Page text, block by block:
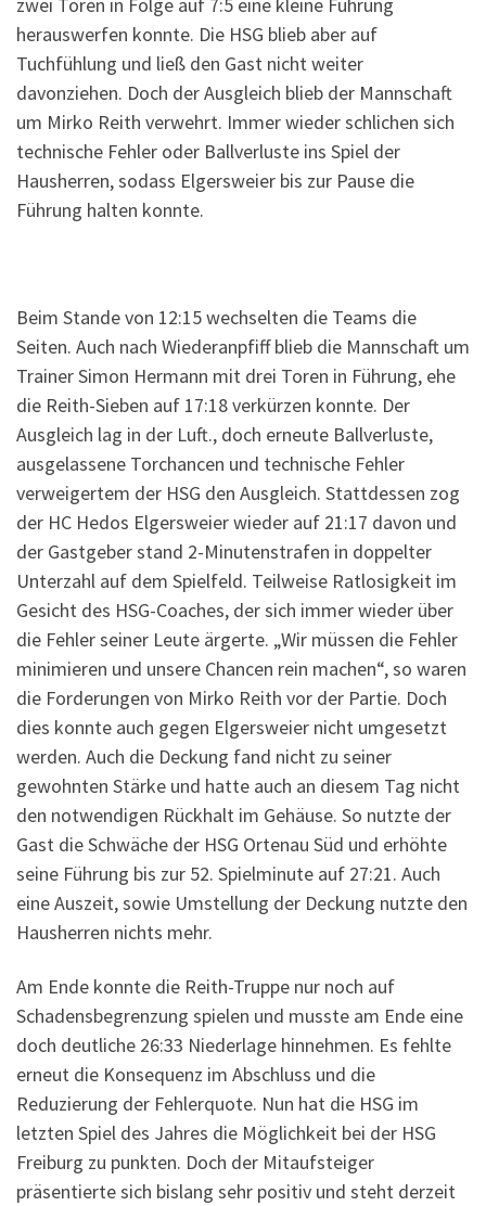
zwei Toren in Folge auf 7:5 eine kleine Führung
herauswerfen konnte. Die HSG blieb aber auf
Tuchfühlung und ließ den Gast nicht weiter
davonziehen. Doch der Ausgleich blieb der Mannschaft
um Mirko Reith verwehrt. Immer wieder schlichen sich
technische Fehler oder Ballverluste ins Spiel der
Hausherren, sodass Elgersweier bis zur Pause die
Führung halten konnte.
Beim Stande von 12:15 wechselten die Teams die
Seiten. Auch nach Wiederanpfiff blieb die Mannschaft um
Trainer Simon Hermann mit drei Toren in Führung, ehe
die Reith-Sieben auf 17:18 verkürzen konnte. Der
Ausgleich lag in der Luft., doch erneute Ballverluste,
ausgelassene Torchancen und technische Fehler
verweigertem der HSG den Ausgleich. Stattdessen zog
der HC Hedos Elgersweier wieder auf 21:17 davon und
der Gastgeber stand 2-Minutenstrafen in doppelter
Unterzahl auf dem Spielfeld. Teilweise Ratlosigkeit im
Gesicht des HSG-Coaches, der sich immer wieder über
die Fehler seiner Leute ärgerte. „Wir müssen die Fehler
minimieren und unsere Chancen rein machen“, so waren
die Forderungen von Mirko Reith vor der Partie. Doch
dies konnte auch gegen Elgersweier nicht umgesetzt
werden. Auch die Deckung fand nicht zu seiner
gewohnten Stärke und hatte auch an diesem Tag nicht
den notwendigen Rückhalt im Gehäuse. So nutzte der
Gast die Schwäche der HSG Ortenau Süd und erhöhte
seine Führung bis zur 52. Spielminute auf 27:21. Auch
eine Auszeit, sowie Umstellung der Deckung nutzte den
Hausherren nichts mehr.
Am Ende konnte die Reith-Truppe nur noch auf
Schadensbegrenzung spielen und musste am Ende eine
doch deutliche 26:33 Niederlage hinnehmen. Es fehlte
erneut die Konsequenz im Abschluss und die
Reduzierung der Fehlerquote. Nun hat die HSG im
letzten Spiel des Jahres die Möglichkeit bei der HSG
Freiburg zu punkten. Doch der Mitaufsteiger
präsentierte sich bislang sehr positiv und steht derzeit